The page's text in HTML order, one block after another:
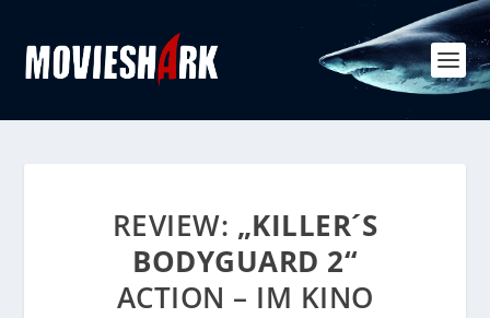
REVIEW: „KILLER´S
BODYGUARD 2“
ACTION – IM KINO